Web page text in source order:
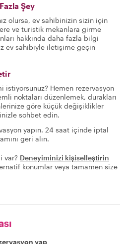
Şey
olursa, ev sahibinizin sizin için
ve turistik mekanlara girme
hakkında daha fazla bilgi
ev sahibiyle iletişime geçin
istiyorsunuz? Hemen rezervasyon
noktaları düzenlemek, durakları
göre küçük değişiklikler
sohbet edin.
yapın. 24 saat içinde iptal
geri alın.
var? Deneyiminizi kişiselleştirin
konumlar veya tamamen size
yap